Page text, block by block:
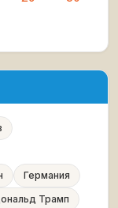
Германия
Трамп